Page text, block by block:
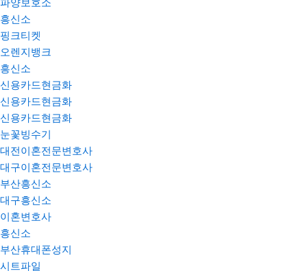
파양보호소
흥신소
핑크티켓
오렌지뱅크
흥신소
신용카드현금화
신용카드현금화
신용카드현금화
눈꽃빙수기
대전이혼전문변호사
대구이혼전문변호사
부산흥신소
대구흥신소
이혼변호사
흥신소
부산휴대폰성지
시트파일